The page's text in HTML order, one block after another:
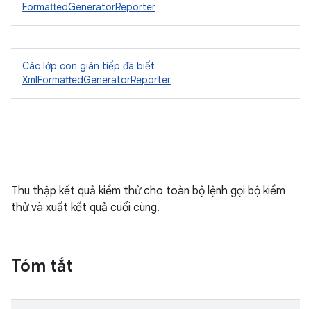
FormattedGeneratorReporter
Các lớp con gián tiếp đã biết
XmlFormattedGeneratorReporter
Thu thập kết quả kiểm thử cho toàn bộ lệnh gọi bộ kiểm
thử và xuất kết quả cuối cùng.
Tóm tắt